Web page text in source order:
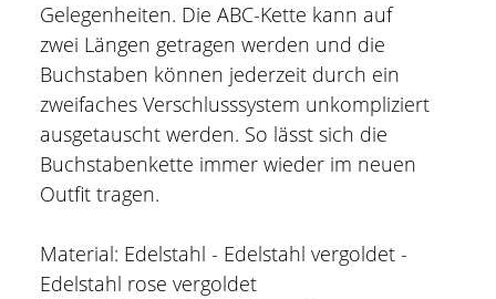
Gelegenheiten. Die ABC-Kette kann auf
zwei Längen getragen werden und die
Buchstaben können jederzeit durch ein
zweifaches Verschlusssystem unkompliziert
ausgetauscht werden. So lässt sich die
Buchstabenkette immer wieder im neuen
Outfit tragen.
Material: Edelstahl - Edelstahl vergoldet -
Edelstahl rose vergoldet